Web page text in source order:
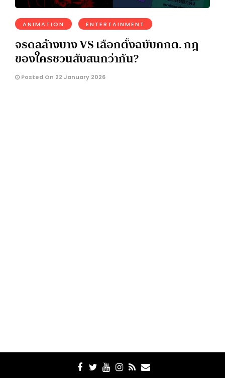
ANIMATION ENTERTAINMENT
จรดลล้างบาง VS เลือกตั้งฉบับกกต. กฎ
ของใครชวนสับสนกว่ากัน?
Posted On 22 January 2026